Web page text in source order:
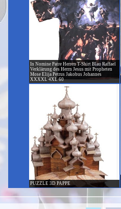
In Nomine Patre Herren T-Shirt Blau Raffael
Verklärung des Herrn Jesus mit Propheten
Mose Elija Petrus Jakobus Johannes
XXXXL 4XL 60
PUZZLE 3D PAPPE